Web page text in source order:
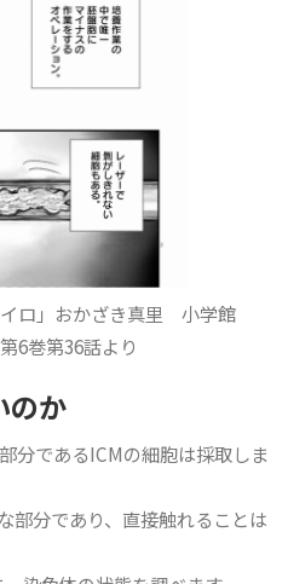
イロ」おかざき真里 小学館
6巻第36話より
のか
分であるICMの細胞は採取しま
部分であり、直接触れることは